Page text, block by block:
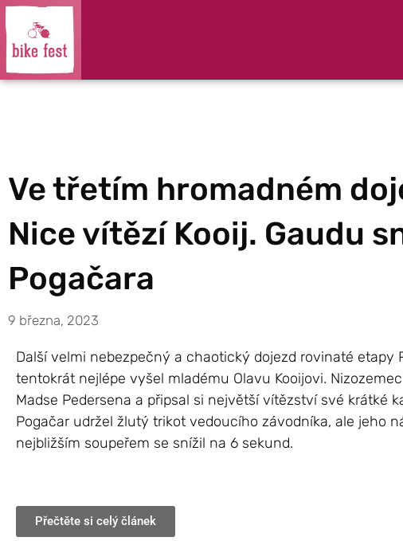
Ve třetím hromadném
Nice vítězí Kooij. Gaudu
Pogačara
9 března, 2023
Další velmi nebezpečný a chaotický dojezd rovinaté etapy
tentokrát nejlépe vyšel mladému Olavu Kooijovi.
Madse Pedersena a připsal si největší vítězství své krátké
Pogačar udržel žlutý trikot vedoucího závodníka, ale jeho
nejbližším soupeřem se snížil na 6 sekund.
Přečtěte si celý článek